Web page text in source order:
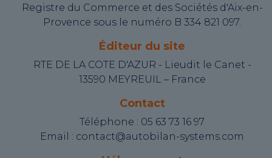
Registre du Commerce et des Sociétés d'Aix-en-
Provence sous le numéro B 334 821 097.
Éditeur du site
RTE DE LA COTE D'AZUR - Lieudit le Canet -
13590 MEYREUIL – France
Contact
Téléphone : 05 63 73 16 97
Email : contact@autobilan-systems.com